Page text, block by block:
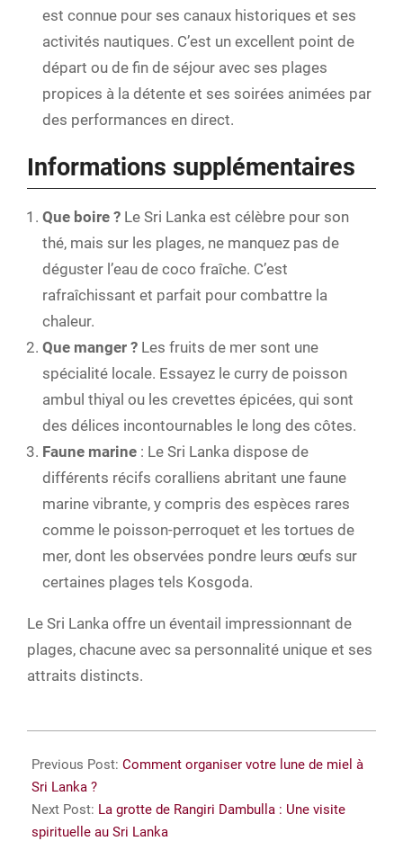
est connue pour ses canaux historiques et ses
activités nautiques. C’est un excellent point de
départ ou de fin de séjour avec ses plages
propices à la détente et ses soirées animées par
des performances en direct.
Informations supplémentaires
Que boire ? Le Sri Lanka est célèbre pour son
thé, mais sur les plages, ne manquez pas de
déguster l’eau de coco fraîche. C’est
rafraîchissant et parfait pour combattre la
chaleur.
Que manger ? Les fruits de mer sont une
spécialité locale. Essayez le curry de poisson
ambul thiyal ou les crevettes épicées, qui sont
des délices incontournables le long des côtes.
Faune marine : Le Sri Lanka dispose de
différents récifs coralliens abritant une faune
marine vibrante, y compris des espèces rares
comme le poisson-perroquet et les tortues de
mer, dont les observées pondre leurs œufs sur
certaines plages tels Kosgoda.
Le Sri Lanka offre un éventail impressionnant de
plages, chacune avec sa personnalité unique et ses
attraits distincts.
09-
24
Previous Post: Comment organiser votre lune de miel à
Sri Lanka ?
Next Post: La grotte de Rangiri Dambulla : Une visite
spirituelle au Sri Lanka